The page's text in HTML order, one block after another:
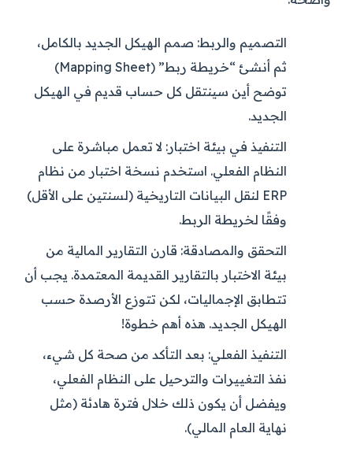
التصميم والربط: صمم الهيكل الجديد بالكامل،
ثم أنشئ “خريطة ربط” (Mapping Sheet)
توضح أين سينتقل كل حساب قديم في الهيكل
الجديد.
التنفيذ في بيئة اختبار: لا تعمل مباشرة على
النظام الفعلي. استخدم نسخة اختبار من نظام
ERP لنقل البيانات التاريخية (لسنتين على الأقل)
وفقًا لخريطة الربط.
التحقق والمصادقة: قارن التقارير المالية من
بيئة الاختبار بالتقارير القديمة المعتمدة. يجب أن
تتطابق الإجماليات، لكن تتوزع الأرصدة حسب
الهيكل الجديد. هذه أهم خطوة!
التنفيذ الفعلي: بعد التأكد من صحة كل شيء،
نفذ التغييرات والترحيل على النظام الفعلي،
ويفضل أن يكون ذلك خلال فترة هادئة (مثل
نهاية العام المالي).